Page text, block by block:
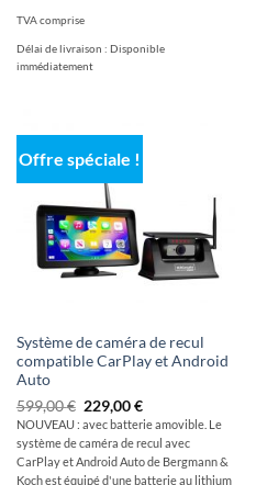
TVA comprise
Délai de livraison : Disponible
immédiatement
Offre spéciale !
Système de caméra de recul
compatible CarPlay et Android
Auto
599,00€ Le
prix
initial
était
de
:
229,00€Le
prix
actuel
est
de
:
NOUVEAU : avec batterie amovible. Le
système de caméra de recul avec
CarPlay et Android Auto de Bergmann &
Koch est équipé d'une batterie au lithium